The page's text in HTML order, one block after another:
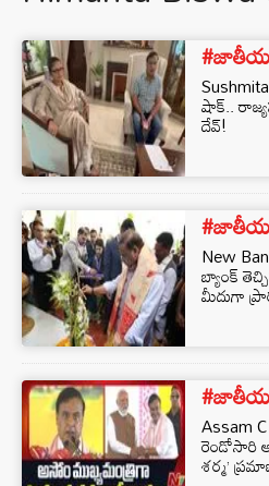
షాక్..
దేవ్!
New
బ్యాంక్
మీదుగా
Assam
రెండోసారి
శర్మ’